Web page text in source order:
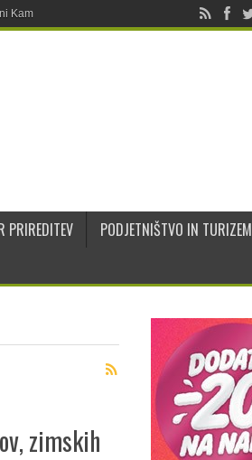
Kamnik
PRIREDITEV PODJETNIŠTVO IN TURIZEM
zimskih